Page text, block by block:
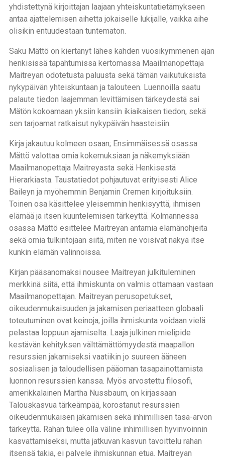
yhdistettynä kirjoittajan laajaan yhteiskuntatietämykseen
antaa ajattelemisen aihetta jokaiselle lukijalle, vaikka aihe
olisikin entuudestaan tuntematon.
Saku Mättö on kiertänyt lähes kahden vuosikymmenen ajan
henkisissä tapahtumissa kertomassa Maailmanopettaja
Maitreyan odotetusta paluusta sekä tämän vaikutuksista
nykypäivän yhteiskuntaan ja talouteen. Luennoilla saatu
palaute tiedon laajemman levittämisen tärkeydestä sai
Mätön kokoamaan yksiin kansiin ikiaikaisen tiedon, sekä
sen tarjoamat ratkaisut nykypäivän haasteisiin.
Kirja jakautuu kolmeen osaan; Ensimmäisessä osassa
Mättö valottaa omia kokemuksiaan ja näkemyksiään
Maailmanopettaja Maitreyasta sekä Henkisestä
Hierarkiasta. Taustatiedot pohjautuvat erityisesti Alice
Baileyn ja myöhemmin Benjamin Cremen kirjoituksiin.
Toinen osa käsittelee yleisemmin henkisyyttä, ihmisen
elämää ja itsen kuuntelemisen tärkeyttä. Kolmannessa
osassa Mättö esittelee Maitreyan antamia elämänohjeita
sekä omia tulkintojaan siitä, miten ne voisivat näkyä itse
kunkin elämän valinnoissa.
Kirjan pääsanomaksi nousee Maitreyan julkituleminen
merkkinä siitä, että ihmiskunta on valmis ottamaan vastaan
Maailmanopettajan. Maitreyan perusopetukset,
oikeudenmukaisuuden ja jakamisen periaatteen globaali
toteutuminen ovat keinoja, joilla ihmiskunta voidaan vielä
pelastaa loppuun ajamiselta. Laaja julkinen mielipide
kestävän kehityksen välttämättömyydestä maapallon
resurssien jakamiseksi vaatiikin jo suureen ääneen
sosiaalisen ja taloudellisen pääoman tasapainottamista
luonnon resurssien kanssa. Myös arvostettu filosofi,
amerikkalainen Martha Nussbaum, on kirjassaan
Talouskasvua tärkeämpää, korostanut resurssien
oikeudenmukaisen jakamisen sekä inhimillisen tasa-arvon
tärkeyttä. Rahan tulee olla väline inhimillisen hyvinvoinnin
kasvattamiseksi, mutta jatkuvan kasvun tavoittelu rahan
itsensä takia, ei palvele ihmiskunnan etua. Maitreyan